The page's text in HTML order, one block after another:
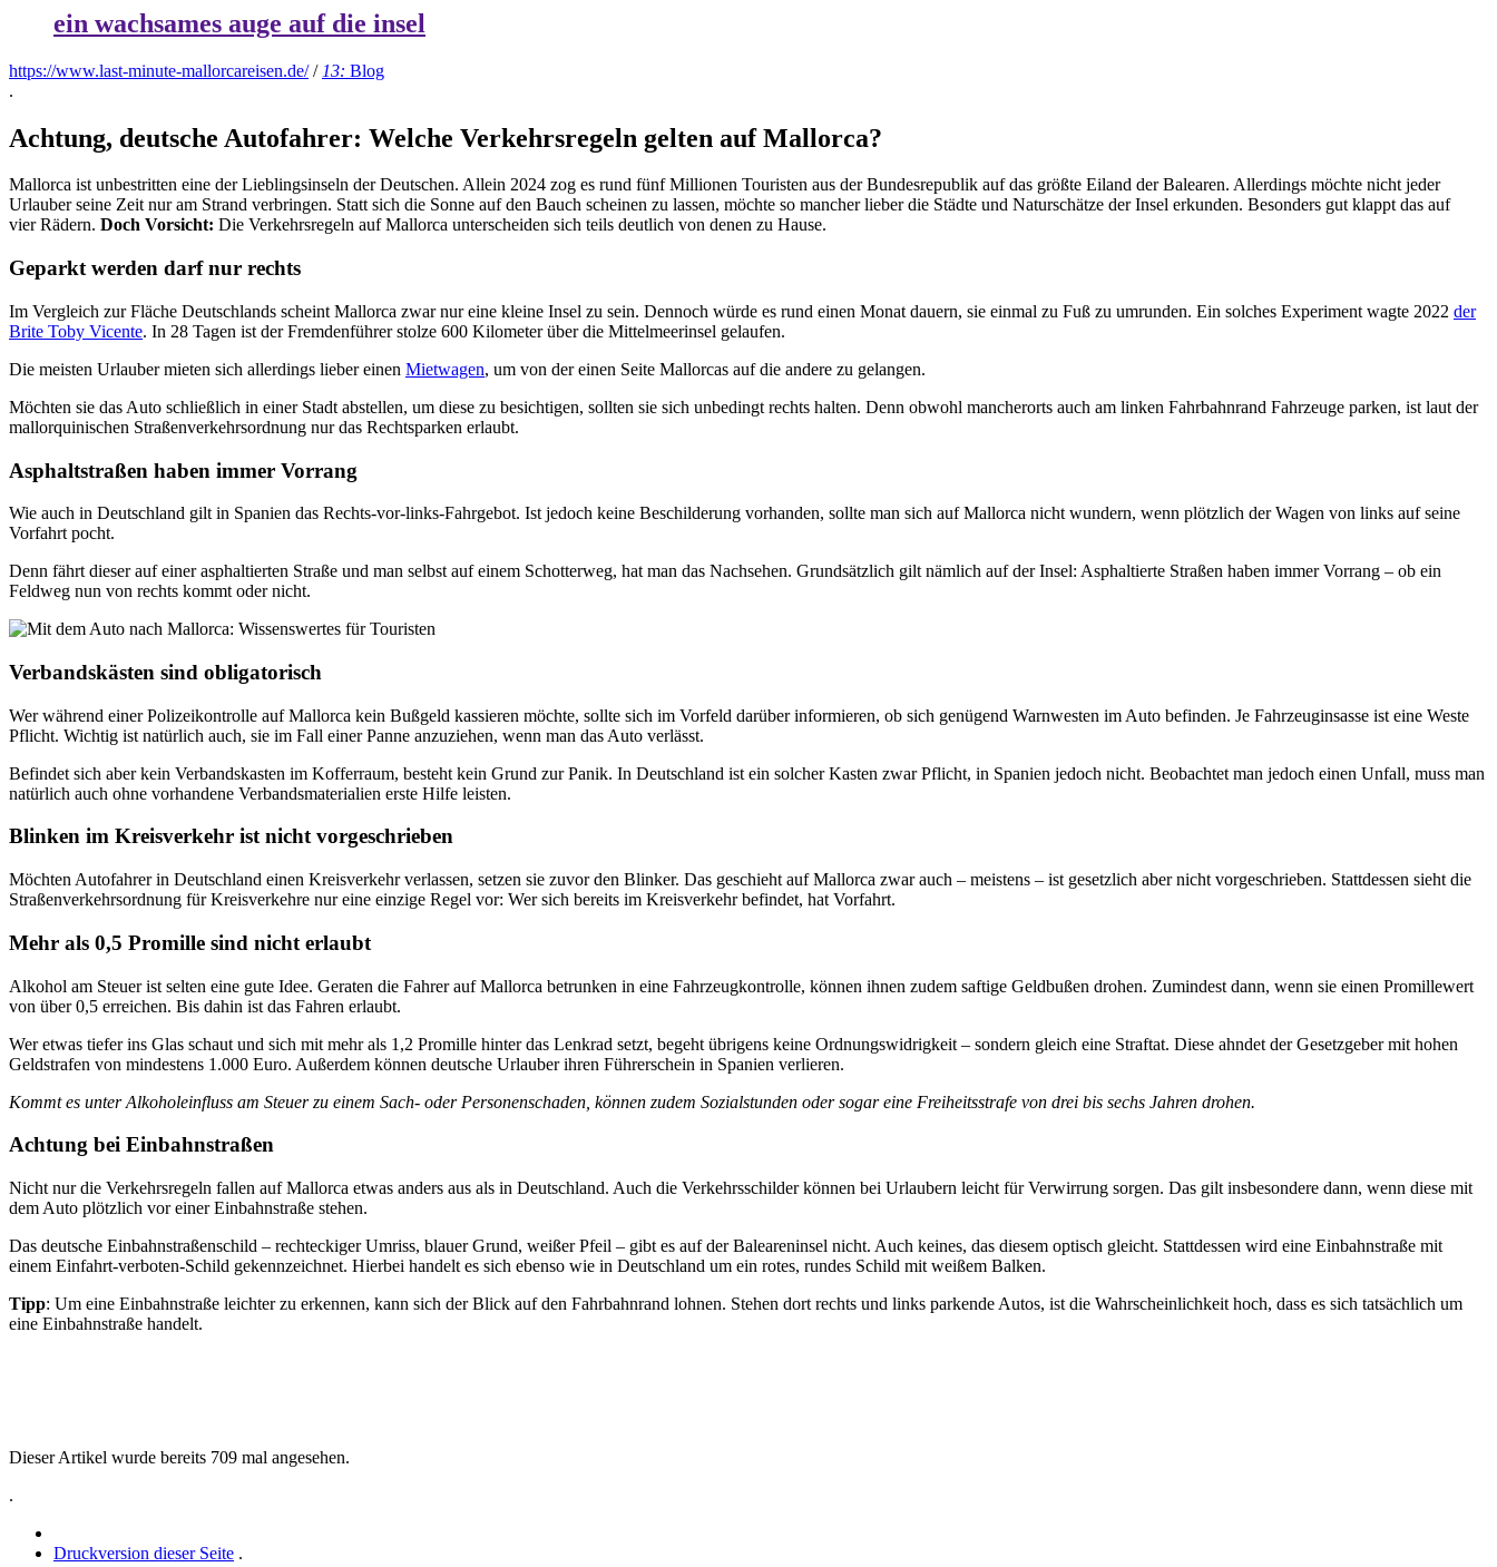
ein wachsames auge auf die insel
https://www.last-minute-mallorcareisen.de/ / 13: Blog
.
Achtung, deutsche Autofahrer: Welche Verkehrsregeln gelten auf Mallorca?
Mallorca ist unbestritten eine der Lieblingsinseln der Deutschen. Allein 2024 zog es rund fünf Millionen Touristen aus der Bundesrepublik auf das größte Eiland der Balearen. Allerdings möchte nicht jeder
Urlauber seine Zeit nur am Strand verbringen. Statt sich die Sonne auf den Bauch scheinen zu lassen, möchte so mancher lieber die Städte und Naturschätze der Insel erkunden. Besonders gut klappt das auf
vier Rädern. Doch Vorsicht: Die Verkehrsregeln auf Mallorca unterscheiden sich teils deutlich von denen zu Hause.
Geparkt werden darf nur rechts
Im Vergleich zur Fläche Deutschlands scheint Mallorca zwar nur eine kleine Insel zu sein. Dennoch würde es rund einen Monat dauern, sie einmal zu Fuß zu umrunden. Ein solches Experiment wagte 2022 der
Brite Toby Vicente. In 28 Tagen ist der Fremdenführer stolze 600 Kilometer über die Mittelmeerinsel gelaufen.
Die meisten Urlauber mieten sich allerdings lieber einen Mietwagen, um von der einen Seite Mallorcas auf die andere zu gelangen.
Möchten sie das Auto schließlich in einer Stadt abstellen, um diese zu besichtigen, sollten sie sich unbedingt rechts halten. Denn obwohl mancherorts auch am linken Fahrbahnrand Fahrzeuge parken, ist laut der
mallorquinischen Straßenverkehrsordnung nur das Rechtsparken erlaubt.
Asphaltstraßen haben immer Vorrang
Wie auch in Deutschland gilt in Spanien das Rechts-vor-links-Fahrgebot. Ist jedoch keine Beschilderung vorhanden, sollte man sich auf Mallorca nicht wundern, wenn plötzlich der Wagen von links auf seine
Vorfahrt pocht.
Denn fährt dieser auf einer asphaltierten Straße und man selbst auf einem Schotterweg, hat man das Nachsehen. Grundsätzlich gilt nämlich auf der Insel: Asphaltierte Straßen haben immer Vorrang – ob ein
Feldweg nun von rechts kommt oder nicht.
Verbandskästen sind obligatorisch
Wer während einer Polizeikontrolle auf Mallorca kein Bußgeld kassieren möchte, sollte sich im Vorfeld darüber informieren, ob sich genügend Warnwesten im Auto befinden. Je Fahrzeuginsasse ist eine Weste
Pflicht. Wichtig ist natürlich auch, sie im Fall einer Panne anzuziehen, wenn man das Auto verlässt.
Befindet sich aber kein Verbandskasten im Kofferraum, besteht kein Grund zur Panik. In Deutschland ist ein solcher Kasten zwar Pflicht, in Spanien jedoch nicht. Beobachtet man jedoch einen Unfall, muss man
natürlich auch ohne vorhandene Verbandsmaterialien erste Hilfe leisten.
Blinken im Kreisverkehr ist nicht vorgeschrieben
Möchten Autofahrer in Deutschland einen Kreisverkehr verlassen, setzen sie zuvor den Blinker. Das geschieht auf Mallorca zwar auch – meistens – ist gesetzlich aber nicht vorgeschrieben. Stattdessen sieht die
Straßenverkehrsordnung für Kreisverkehre nur eine einzige Regel vor: Wer sich bereits im Kreisverkehr befindet, hat Vorfahrt.
Mehr als 0,5 Promille sind nicht erlaubt
Alkohol am Steuer ist selten eine gute Idee. Geraten die Fahrer auf Mallorca betrunken in eine Fahrzeugkontrolle, können ihnen zudem saftige Geldbußen drohen. Zumindest dann, wenn sie einen Promillewert
von über 0,5 erreichen. Bis dahin ist das Fahren erlaubt.
Wer etwas tiefer ins Glas schaut und sich mit mehr als 1,2 Promille hinter das Lenkrad setzt, begeht übrigens keine Ordnungswidrigkeit – sondern gleich eine Straftat. Diese ahndet der Gesetzgeber mit hohen
Geldstrafen von mindestens 1.000 Euro. Außerdem können deutsche Urlauber ihren Führerschein in Spanien verlieren.
Kommt es unter Alkoholeinfluss am Steuer zu einem Sach- oder Personenschaden, können zudem Sozialstunden oder sogar eine Freiheitsstrafe von drei bis sechs Jahren drohen.
Achtung bei Einbahnstraßen
Nicht nur die Verkehrsregeln fallen auf Mallorca etwas anders aus als in Deutschland. Auch die Verkehrsschilder können bei Urlaubern leicht für Verwirrung sorgen. Das gilt insbesondere dann, wenn diese mit
dem Auto plötzlich vor einer Einbahnstraße stehen.
Das deutsche Einbahnstraßenschild – rechteckiger Umriss, blauer Grund, weißer Pfeil – gibt es auf der Baleareninsel nicht. Auch keines, das diesem optisch gleicht. Stattdessen wird eine Einbahnstraße mit
einem Einfahrt-verboten-Schild gekennzeichnet. Hierbei handelt es sich ebenso wie in Deutschland um ein rotes, rundes Schild mit weißem Balken.
Tipp: Um eine Einbahnstraße leichter zu erkennen, kann sich der Blick auf den Fahrbahnrand lohnen. Stehen dort rechts und links parkende Autos, ist die Wahrscheinlichkeit hoch, dass es sich tatsächlich um
eine Einbahnstraße handelt.
Dieser Artikel wurde bereits 709 mal angesehen.
.
Druckversion dieser Seite .